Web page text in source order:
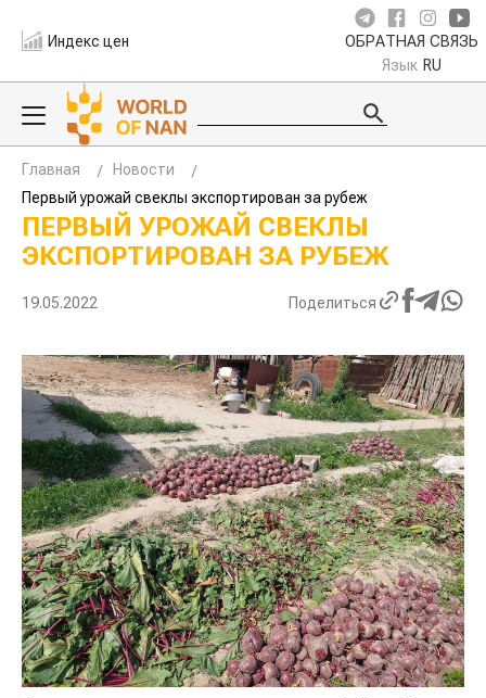
Индекс цен ОБРАТНАЯ СВЯЗЬ
Язык RU
Главная
Новости
Первый урожай свеклы экспортирован за рубеж
ПЕРВЫЙ УРОЖАЙ СВЕКЛЫ
ЭКСПОРТИРОВАН ЗА РУБЕЖ
19.05.2022 Поделиться